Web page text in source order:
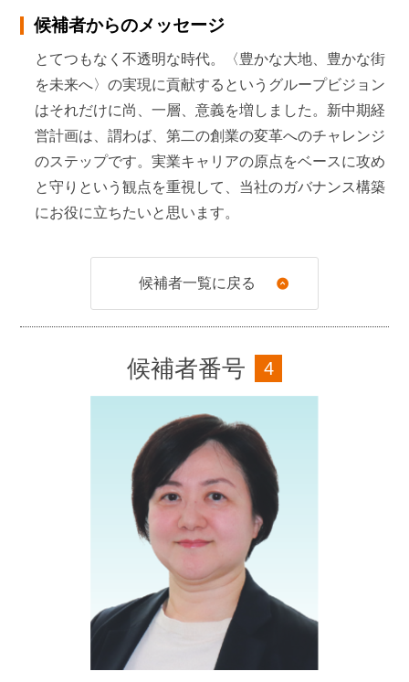
2006年 6月
スバルシステムサービス㈱ 社長兼業務改革推進委員
長
2010年 6月
富士重工業㈱代表取締役副社長
2011年 6月
当社社外取締役（現任）
候補者からのメッセージ
とてつもなく不透明な時代。〈豊かな大地、豊かな街
を未来へ〉の実現に貢献するというグループビジョン
はそれだけに尚、一層、意義を増しました。新中期経
営計画は、謂わば、第二の創業の変革へのチャレンジ
のステップです。実業キャリアの原点をベースに攻め
と守りという観点を重視して、当社のガバナンス構築
にお役に立ちたいと思います。
候補者一覧に戻る
候補者番号 4